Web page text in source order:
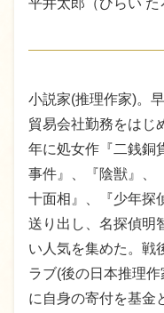
平井太郎（ひらい た
小説家(推理作家)。
貿易会社勤務をはじ
年に処女作『二銭銅
事件』、『陰獣』、
十面相』、『少年探
送り出し、名探偵明
い人気を集めた。戦
ラブ(後の日本推理
に自身の寄付を基金